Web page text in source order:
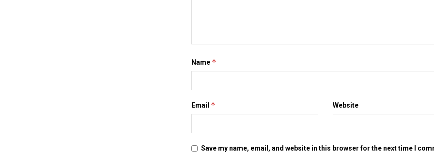
Name *
Email * Website
Save my name, email, and website in this browser for the next time I